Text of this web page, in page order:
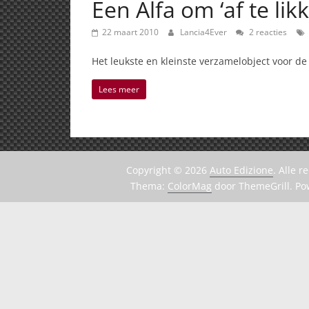
Een Alfa om ‘af te
22 maart 2010 Lancia4Ever 2 reacties
Het leukste en kleinste verzamelobject voor
Lees meer
Copyright © 2026 Auto Edizione. Alle
Thema: ColorMag door ThemeGrill.